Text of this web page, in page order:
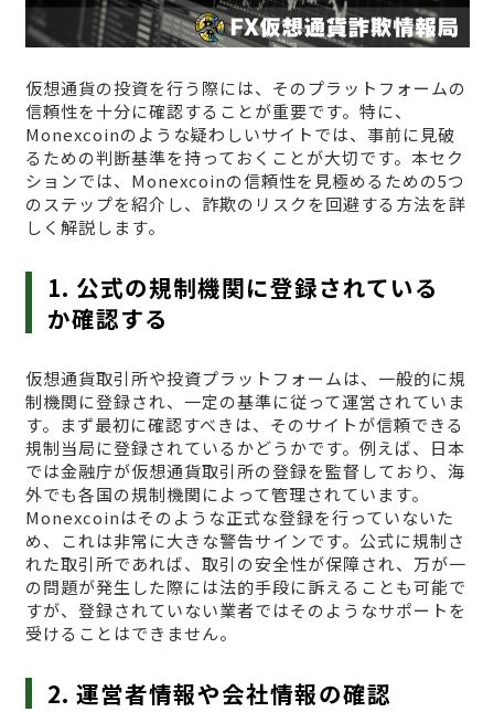
仮想通貨の投資を行う際には、そのプラットフォームの
信頼性を十分に確認することが重要です。特に、
Monexcoinのような疑わしいサイトでは、事前に見破
るための判断基準を持っておくことが大切です。本セク
ションでは、Monexcoinの信頼性を見極めるための5つ
のステップを紹介し、詐欺のリスクを回避する方法を詳
しく解説します。
1. 公式の規制機関に登録されている
か確認する
仮想通貨取引所や投資プラットフォームは、一般的に規
制機関に登録され、一定の基準に従って運営されていま
す。まず最初に確認すべきは、そのサイトが信頼できる
規制当局に登録されているかどうかです。例えば、日本
では金融庁が仮想通貨取引所の登録を監督しており、海
外でも各国の規制機関によって管理されています。
Monexcoinはそのような正式な登録を行っていないた
め、これは非常に大きな警告サインです。公式に規制さ
れた取引所であれば、取引の安全性が保障され、万が一
の問題が発生した際には法的手段に訴えることも可能で
すが、登録されていない業者ではそのようなサポートを
受けることはできません。
2. 運営者情報や会社情報の確認